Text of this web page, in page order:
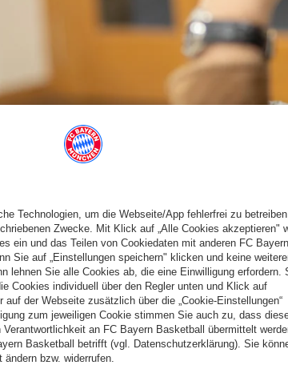
wechselvollen Verlauf holten sich die
und Andrés González (Foto) konnten ihre